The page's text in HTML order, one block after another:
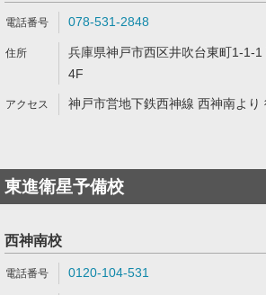
078-531-2848
兵庫県神戸市西区井吹台東町1-1-
4F
神戸市営地下鉄西神線 西神南より
東進衛星予備校
西神南校
0120-104-531